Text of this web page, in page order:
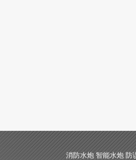
消防水炮 智能水炮